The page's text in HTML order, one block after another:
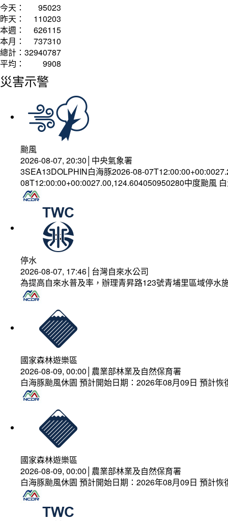
今天：
95023
昨天：
110203
本週：
626115
本月：
737310
總計： 32940787
平均：
9908
災害示警
颱風
2026-08-07, 20:30│中央氣象署
3SEA13DOLPHIN白海豚2026-08-
08T12:00:00+00:0027.00,124.604050950280中度颱風
停水
2026-08-07, 17:46│台灣自來水公司
為提高自來水普及率，辦理青昇路123號青埔里區域停水
國家森林遊樂區
2026-08-09, 00:00│農業部林業及自然保育署
白海豚颱風休園 預計開始日期：2026年08月09日 預計
國家森林遊樂區
2026-08-09, 00:00│農業部林業及自然保育署
白海豚颱風休園 預計開始日期：2026年08月09日 預計